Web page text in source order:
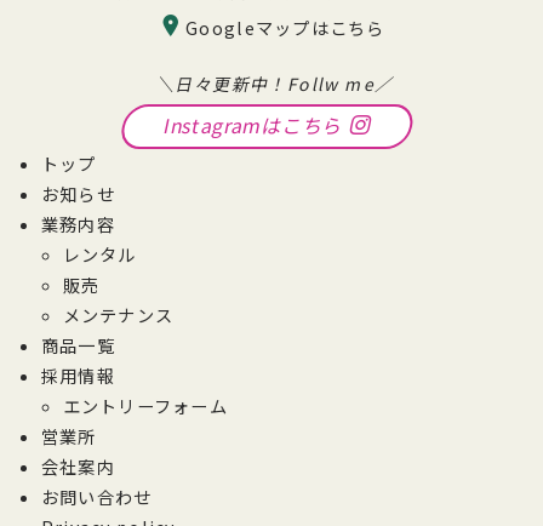
Googleマップはこちら
＼日々更新中！Follw me／
Instagramはこちら
トップ
お知らせ
業務内容
レンタル
販売
メンテナンス
商品一覧
採用情報
エントリーフォーム
営業所
会社案内
お問い合わせ